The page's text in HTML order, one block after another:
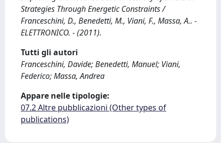
Strategies Through Energetic Constraints /
Franceschini, D., Benedetti, M., Viani, F., Massa, A.. -
ELETTRONICO. - (2011).
Tutti gli autori
Franceschini, Davide; Benedetti, Manuel; Viani,
Federico; Massa, Andrea
Appare nelle tipologie:
07.2 Altre pubblicazioni (Other types of
publications)